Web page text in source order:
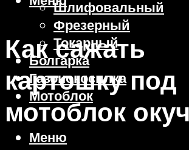
Шлифовальный
Фрезерный
Токарный
Болгарка
Газонокосилка
Мотоблок
Меню
Как сажать
картошку под
мотоблок